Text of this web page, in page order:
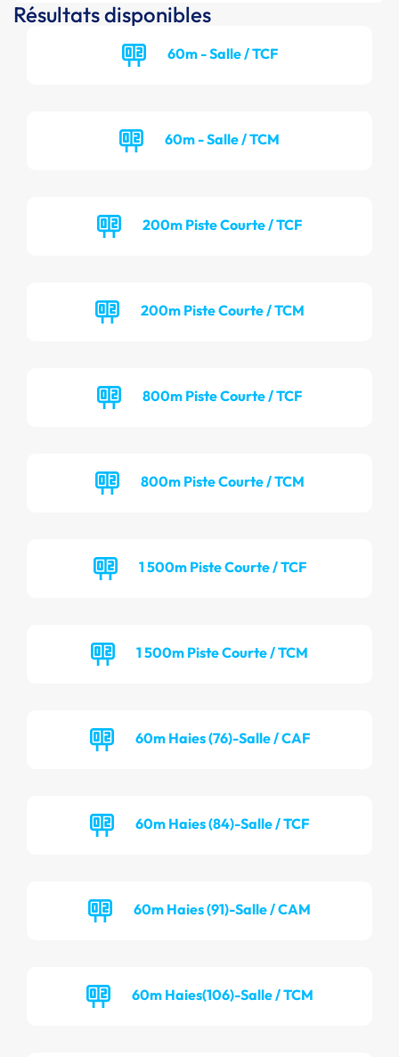
Résultats disponibles
60m - Salle / TCF
60m - Salle / TCM
200m Piste Courte / TCF
200m Piste Courte / TCM
800m Piste Courte / TCF
800m Piste Courte / TCM
1 500m Piste Courte / TCF
1 500m Piste Courte / TCM
60m Haies (76)-Salle / CAF
60m Haies (84)-Salle / TCF
60m Haies (91)-Salle / CAM
60m Haies(106)-Salle / TCM